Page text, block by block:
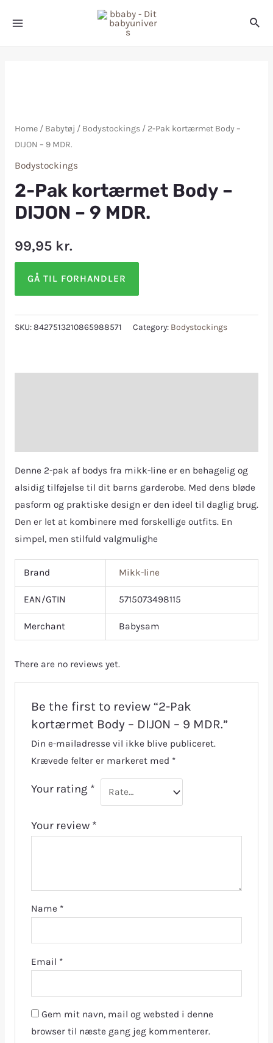
Home/ Babytøj / Bodystockings/ 2-Pak kortærmet Body –
DIJON – 9 MDR.
Bodystockings
2-Pak kortærmet Body –
DIJON – 9 MDR.
99,95 kr.
GÅ TIL FORHANDLER
SKU:8427513210865988571 Category: Bodystockings
Denne 2-pak af bodys fra mikk-line er en behagelig og
alsidig tilføjelse til dit barns garderobe. Med dens bløde
pasform og praktiske design er den ideel til daglig brug.
Den er let at kombinere med forskellige outfits. En
simpel, men stilfuld valgmulighe
Brand Mikk-line
EAN/GTIN 5715073498115
Merchant Babysam
There are no reviews yet.
Be the first to review “2-Pak
kortærmet Body – DIJON – 9 MDR.”
Din e-mailadresse vil ikke blive publiceret.
Krævede felter er markeret med *
Your rating *
Your review *
Name *
Email *
Gem mit navn, mail og websted i denne
browser til næste gang jeg kommenterer.